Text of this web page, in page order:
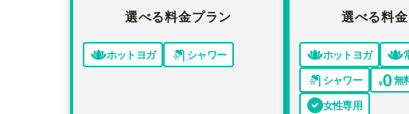
選べる料金プラン
ホットヨガ シャワー
選べる料
ホットヨガ
シャワー
無
女性専用